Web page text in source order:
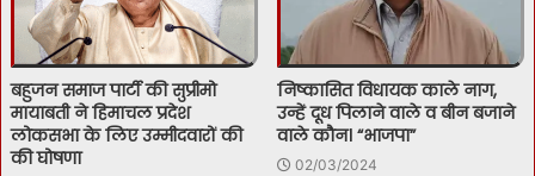
बहुजन समाज पार्टी की सुप्रीमो
मायाबती ने हिमाचल प्रदेश
लोकसभा के लिए उम्मीदवारों की
की घोषणा
निष्कासित विधायक काले नाग,
उन्हें दूध पिलाने वाले व बीन बजाने
वाले कौन। “भाजपा”
02/03/2024